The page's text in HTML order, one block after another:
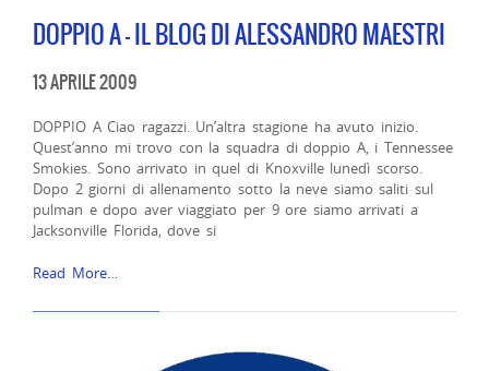
DOPPIO A – IL BLOG DI ALESSANDRO MAESTRI
13 APRILE 2009
DOPPIO A Ciao ragazzi. Un’altra stagione ha avuto inizio.
Quest’anno mi trovo con la squadra di doppio A, i Tennessee
Smokies. Sono arrivato in quel di Knoxville lunedì scorso.
Dopo 2 giorni di allenamento sotto la neve siamo saliti sul
pulman e dopo aver viaggiato per 9 ore siamo arrivati a
Jacksonville Florida, dove si
Read More…